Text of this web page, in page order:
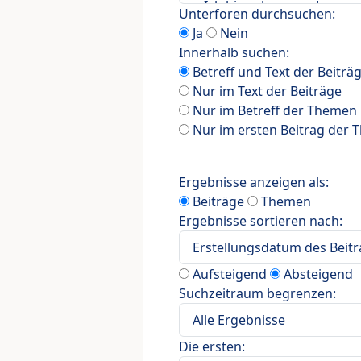
Unterforen durchsuchen:
Ja
Nein
Innerhalb suchen:
Betreff und Text der
Nur im Text der Beiträge
Nur im Betreff der Themen
Nur im ersten Beitrag der
Ergebnisse anzeigen als:
Beiträge
Themen
Ergebnisse sortieren nach:
Aufsteigend
Absteigend
Suchzeitraum begrenzen:
Die ersten: